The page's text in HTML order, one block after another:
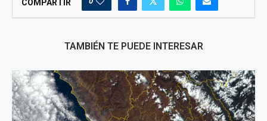
COMPARTIR
TAMBIÉN TE PUEDE INTERESAR